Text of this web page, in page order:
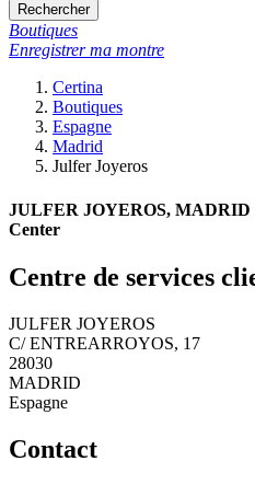
Rechercher
Boutiques
Enregistrer ma montre
Certina
Boutiques
Espagne
Madrid
Julfer Joyeros
JULFER JOYEROS, MADRID
Center
Centre de services
JULFER JOYEROS
C/ ENTREARROYOS, 17
28030
MADRID
Espagne
Contact